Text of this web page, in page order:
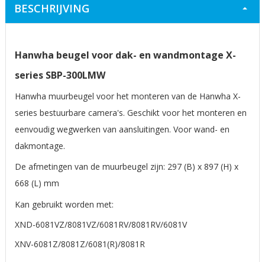
BESCHRIJVING
Hanwha beugel voor dak- en wandmontage X-
series SBP-300LMW
Hanwha muurbeugel voor het monteren van de Hanwha X-
series bestuurbare camera's. Geschikt voor het monteren en
eenvoudig wegwerken van aansluitingen. Voor wand- en
dakmontage.
De afmetingen van de muurbeugel zijn: 297 (B) x 897 (H) x
668 (L) mm
Kan gebruikt worden met:
XND-6081VZ/8081VZ/6081RV/8081RV/6081V
XNV-6081Z/8081Z/6081(R)/8081R